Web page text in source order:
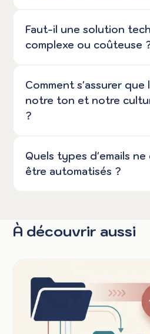
Faut-il une solution
complexe ou coûteuse
Comment s'assurer que
notre ton et notre
?
Quels types d'emails ne
être automatisés ?
À découvrir aussi